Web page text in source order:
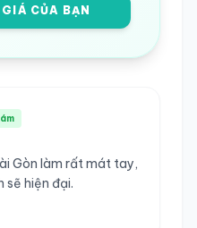
CỦA BẠN
Gòn làm rất mát tay,
sẽ hiện đại.